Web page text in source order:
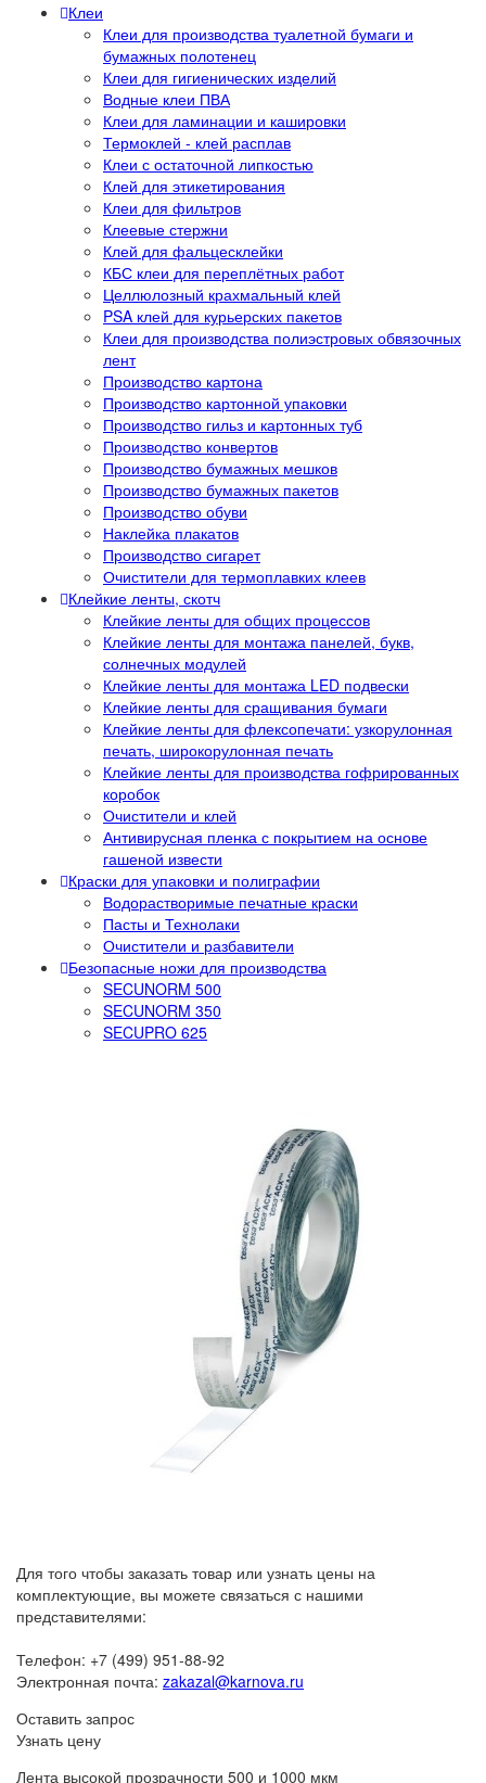
Клеи
Клеи для производства туалетной бумаги и
бумажных полотенец
Клеи для гигиенических изделий
Водные клеи ПВА
Клеи для ламинации и кашировки
Термоклей - клей расплав
Клеи с остаточной липкостью
Клей для этикетирования
Клеи для фильтров
Клеевые стержни
Клей для фальцесклейки
КБС клеи для переплётных работ
Целлюлозный крахмальный клей
PSA клей для курьерских пакетов
Клеи для производства полиэстровых обвязочных
лент
Производство картона
Производство картонной упаковки
Производство гильз и картонных туб
Производство конвертов
Производство бумажных мешков
Производство бумажных пакетов
Производство обуви
Наклейка плакатов
Производство сигарет
Очистители для термоплавких клеев
Клейкие ленты, скотч
Клейкие ленты для общих процессов
Клейкие ленты для монтажа панелей, букв,
солнечных модулей
Клейкие ленты для монтажа LED подвески
Клейкие ленты для сращивания бумаги
Клейкие ленты для флексопечати: узкорулонная
печать, широкорулонная печать
Клейкие ленты для производства гофрированных
коробок
Очистители и клей
Антивирусная пленка с покрытием на основе
гашеной извести
Краски для упаковки и полиграфии
Водорастворимые печатные краски
Пасты и Технолаки
Очистители и разбавители
Безопасные ножи для производства
SECUNORM 500
SECUNORM 350
SECUPRO 625
Для того чтобы заказать товар или узнать цены на
комплектующие, вы можете связаться с нашими
представителями:
Телефон: +7 (499) 951-88-92
Электронная почта: zakazal@karnova.ru
Оставить запрос
Узнать цену
Лента высокой прозрачности 500 и 1000 мкм